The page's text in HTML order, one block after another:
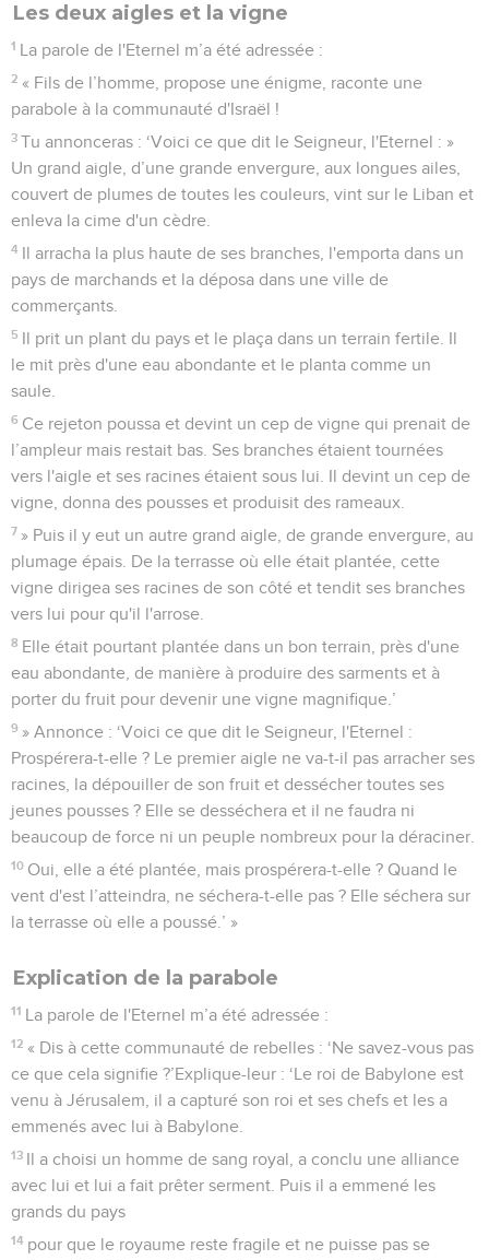
Les deux aigles et la vigne
1 La parole de l'Eternel m’a été adressée :
2 « Fils de l’homme, propose une énigme, raconte une
parabole à la communauté d'Israël !
3 Tu annonceras : ‘Voici ce que dit le Seigneur, l'Eternel : »
Un grand aigle, d’une grande envergure, aux longues ailes,
couvert de plumes de toutes les couleurs, vint sur le Liban et
enleva la cime d'un cèdre.
4 Il arracha la plus haute de ses branches, l'emporta dans un
pays de marchands et la déposa dans une ville de
commerçants.
5 Il prit un plant du pays et le plaça dans un terrain fertile. Il
le mit près d'une eau abondante et le planta comme un
saule.
6 Ce rejeton poussa et devint un cep de vigne qui prenait de
l’ampleur mais restait bas. Ses branches étaient tournées
vers l'aigle et ses racines étaient sous lui. Il devint un cep de
vigne, donna des pousses et produisit des rameaux.
7 » Puis il y eut un autre grand aigle, de grande envergure, au
plumage épais. De la terrasse où elle était plantée, cette
vigne dirigea ses racines de son côté et tendit ses branches
vers lui pour qu'il l'arrose.
8 Elle était pourtant plantée dans un bon terrain, près d'une
eau abondante, de manière à produire des sarments et à
porter du fruit pour devenir une vigne magnifique.’
9 » Annonce : ‘Voici ce que dit le Seigneur, l'Eternel :
Prospérera-t-elle ? Le premier aigle ne va-t-il pas arracher ses
racines, la dépouiller de son fruit et dessécher toutes ses
jeunes pousses ? Elle se desséchera et il ne faudra ni
beaucoup de force ni un peuple nombreux pour la déraciner.
10 Oui, elle a été plantée, mais prospérera-t-elle ? Quand le
vent d'est l’atteindra, ne séchera-t-elle pas ? Elle séchera sur
la terrasse où elle a poussé.’ »
Explication de la parabole
11 La parole de l'Eternel m’a été adressée :
12 « Dis à cette communauté de rebelles : ‘Ne savez-vous pas
ce que cela signifie ?’Explique-leur : ‘Le roi de Babylone est
venu à Jérusalem, il a capturé son roi et ses chefs et les a
emmenés avec lui à Babylone.
13 Il a choisi un homme de sang royal, a conclu une alliance
avec lui et lui a fait prêter serment. Puis il a emmené les
grands du pays
14 pour que le royaume reste fragile et ne puisse pas se